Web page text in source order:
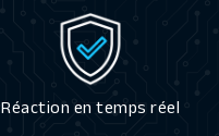
Réaction en temps réel